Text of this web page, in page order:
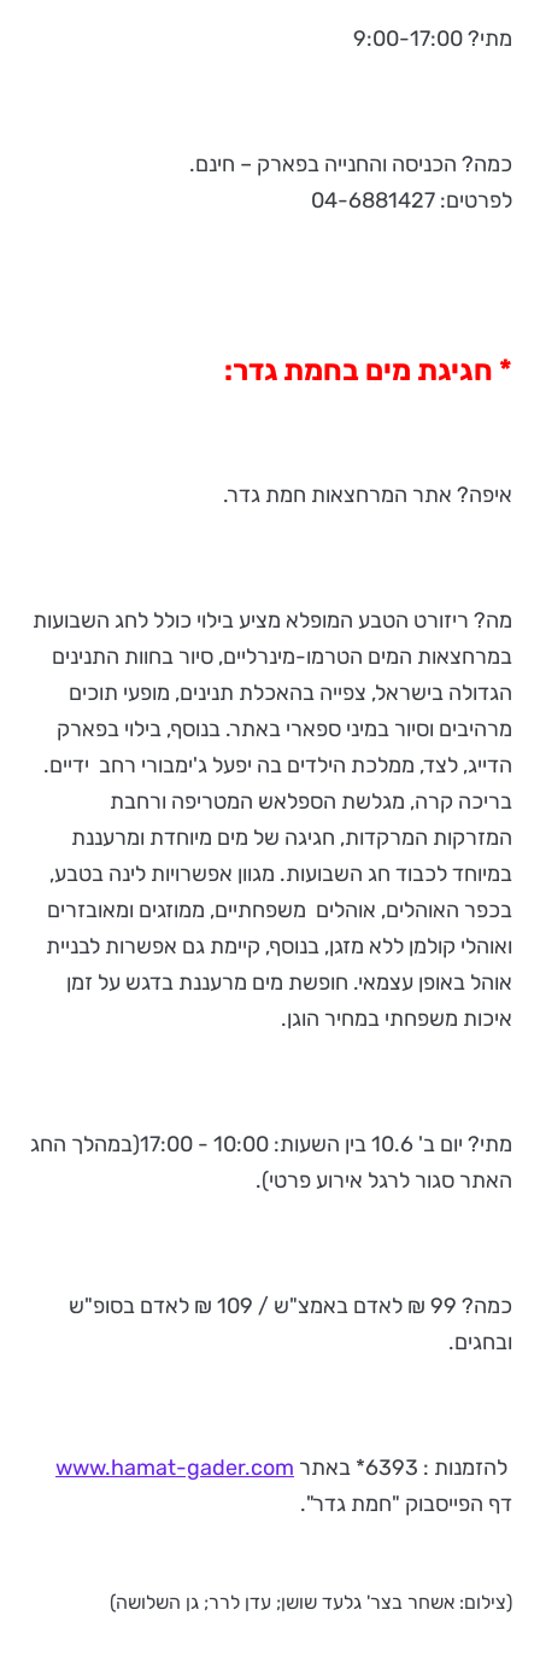
מתי? 9:00-17:00
כמה? הכניסה והחנייה בפארק – חינם.
לפרטים: 04-6881427
* חגיגת מים בחמת גדר:
איפה? אתר המרחצאות חמת גדר.
מה? ריזורט הטבע המופלא מציע בילוי כולל לחג השבועות
במרחצאות המים הטרמו-מינרליים, סיור בחוות התנינים
הגדולה בישראל, צפייה בהאכלת תנינים, מופעי תוכים
מרהיבים וסיור במיני ספארי באתר. בנוסף, בילוי בפארק
הדייג, לצד, ממלכת הילדים בה יפעל ג'ימבורי רחב ידיים.
בריכה קרה, מגלשת הספלאש המטריפה ורחבת
המזרקות המרקדות, חגיגה של מים מיוחדת ומרעננת
במיוחד לכבוד חג השבועות. מגוון אפשרויות לינה בטבע,
בכפר האוהלים, אוהלים משפחתיים, ממוזגים ומאובזרים
ואוהלי קולמן ללא מזגן, בנוסף, קיימת גם אפשרות לבניית
אוהל באופן עצמאי. חופשת מים מרעננת בדגש על זמן
איכות משפחתי במחיר הוגן.
מתי? יום ב' 10.6 בין השעות: 10:00 - 17:00(במהלך החג
האתר סגור לרגל אירוע פרטי).
כמה? 99 ₪ לאדם באמצ"ש / 109 ₪ לאדם בסופ"ש
ובחגים.
להזמנות : 6393* באתר
www.hamat-gader.com
דף הפייסבוק "חמת גדר".
(צילום: אשחר בצר' גלעד שושן; עדן לרר; גן השלושה)